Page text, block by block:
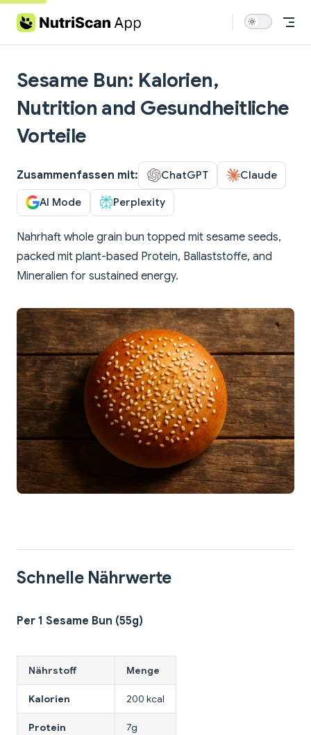
Skip to content
Sesame Bun: Kalorien,
Nutrition and Gesundheitliche
Vorteile
Zusammenfassen mit: ChatGPT Claude
AI Mode Perplexity
Nahrhaft whole grain bun topped mit sesame seeds,
packed mit plant-based Protein, Ballaststoffe, and
Mineralien for sustained energy.
Schnelle Nährwerte
Per 1 Sesame Bun (55g)
Nährstoff Menge
Kalorien 200 kcal
Protein 7g